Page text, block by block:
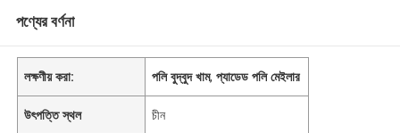
পণ্যের বর্ণনা
লক্ষণীয় করা: পলি বুদ্বুদ খাম,প্যাডেড পলি মেইলার
উৎপত্তি স্থল চীন